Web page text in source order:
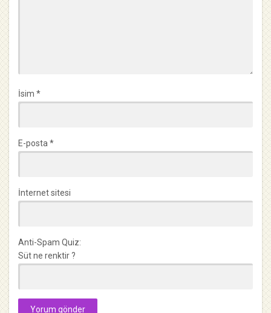
İsim *
E-posta *
İnternet sitesi
Anti-Spam Quiz:
Süt ne renktir ?